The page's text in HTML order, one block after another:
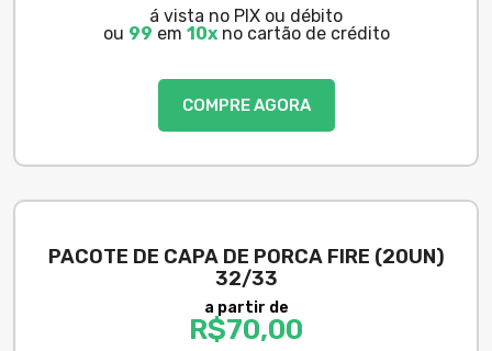
á vista no PIX ou débito
ou 99 em 10xno cartão de crédito
COMPRE AGORA
PACOTE DE CAPA DE PORCA FIRE (20UN)
32/33
a partir de
R$70,00